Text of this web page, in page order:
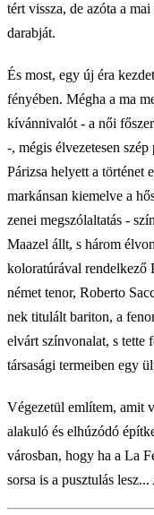
tért vissza, de azóta a
darabját.
És most, egy új éra
fényében. Mégha a ma
kívánnivalót - a női
-, mégis élvezetesen
Párizsa helyett a történet
markánsan kiemelve a
zenei megszólaltatás -
Maazel állt, s három
koloratúrával rendelkező
német tenor, Roberto
nek titulált bariton, a
elvárt színvonalat, s tette
társasági termeiben egy
Végezetül említem, amit
alakuló és elhúzódó
városban, hogy ha a La
sorsa is a pusztulás